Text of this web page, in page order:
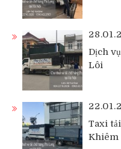
Dịch
Lôi
Taxi
Khiêm